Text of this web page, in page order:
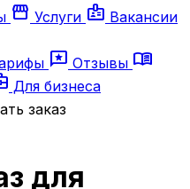
storefront Услуги badge Вакансии
reviews Отзывы menu_book
Для бизнеса
заказ
для